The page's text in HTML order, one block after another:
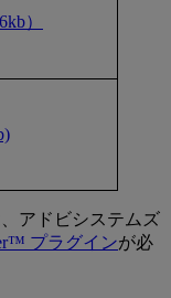
）
アドビシステムズ
プラグインが必